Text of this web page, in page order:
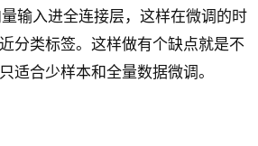
输入进全连接层，这样在微调的时
分类标签。这样做有个缺点就是不
适合少样本和全量数据微调。